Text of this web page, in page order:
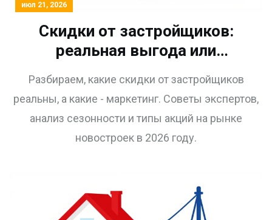
июл 21, 2026
Скидки от застройщиков:
реальная выгода или
маркетинговая уловка в 2026
году
Разбираем, какие скидки от застройщиков
реальны, а какие - маркетинг. Советы экспертов,
анализ сезонности и типы акций на рынке
новостроек в 2026 году.